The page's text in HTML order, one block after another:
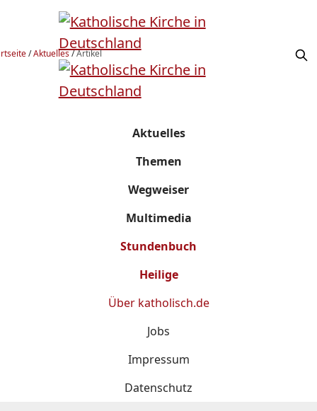
/Aktuelles/Artikel
Aktuelles
Themen
Wegweiser
Multimedia
Stundenbuch
Heilige
Über katholisch.de
Jobs
Impressum
Datenschutz